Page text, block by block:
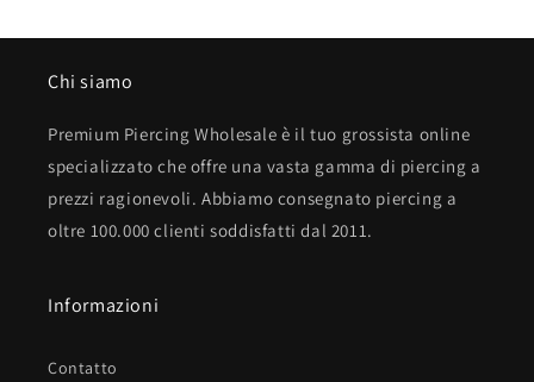
Chi siamo
Premium Piercing Wholesale è il tuo grossista online
specializzato che offre una vasta gamma di piercing a
prezzi ragionevoli. Abbiamo consegnato piercing a
oltre 100.000 clienti soddisfatti dal 2011.
Informazioni
Contatto